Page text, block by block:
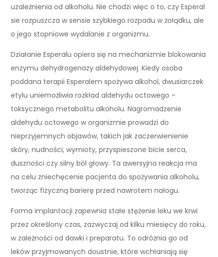
uzależnienia od alkoholu. Nie chodzi więc o to, czy Esperal
sie rozpuszcza w sensie szybkiego rozpadu w żołądku, ale
o jego stopniowe wydalanie z organizmu.
Działanie Esperalu opiera się na mechanizmie blokowania
enzymu dehydrogenazy aldehydowej. Kiedy osoba
poddana terapii Esperalem spożywa alkohol, dwusiarczek
etylu uniemożliwia rozkład aldehydu octowego –
toksycznego metabolitu alkoholu. Nagromadzenie
aldehydu octowego w organizmie prowadzi do
nieprzyjemnych objawów, takich jak zaczerwienienie
skóry, nudności, wymioty, przyspieszone bicie serca,
duszności czy silny ból głowy. Ta awersyjna reakcja ma
na celu zniechęcenie pacjenta do spożywania alkoholu,
tworząc fizyczną barierę przed nawrotem nałogu.
Forma implantacji zapewnia stałe stężenie leku we krwi
przez określony czas, zazwyczaj od kilku miesięcy do roku,
w zależności od dawki i preparatu. To odróżnia go od
leków przyjmowanych doustnie, które wchłaniają się